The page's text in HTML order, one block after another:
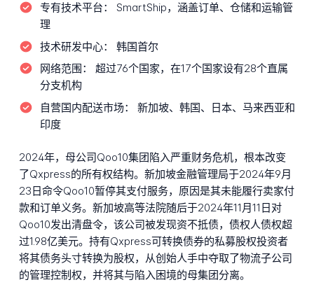
专有技术平台：
SmartShip，涵盖订单、仓储和运输管
理
技术研发中心：
韩国首尔
网络范围：
超过76个国家，在17个国家设有28个直属
分支机构
自营国内配送市场：
新加坡、韩国、日本、马来西亚和
印度
2024年，母公司Qoo10集团陷入严重财务危机，根本改变
了Qxpress的所有权结构。新加坡金融管理局于2024年9月
23日命令Qoo10暂停其支付服务，原因是其未能履行卖家付
款和订单义务。新加坡高等法院随后于2024年11月11日对
Qoo10发出清盘令，该公司被发现资不抵债，债权人债权超
过1.98亿美元。持有Qxpress可转换债券的私募股权投资者
将其债务头寸转换为股权，从创始人手中夺取了物流子公司
的管理控制权，并将其与陷入困境的母集团分离。